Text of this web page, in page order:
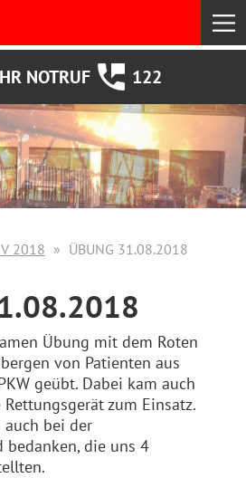
NOTRUF 122
2018 ÜBUNG 31.08.2018
Übung mit dem Roten
von Patienten aus
geübt. Dabei kam auch
zum Einsatz.
bei der
bedanken, die uns 4